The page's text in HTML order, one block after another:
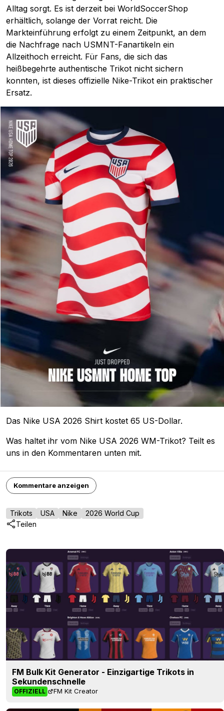
Alltag sorgt. Es ist derzeit bei WorldSoccerShop
erhältlich, solange der Vorrat reicht. Die
Markteinführung erfolgt zu einem Zeitpunkt, an dem
die Nachfrage nach USMNT-Fanartikeln ein
Allzeithoch erreicht. Für Fans, die sich das
heißbegehrte authentische Trikot nicht sichern
konnten, ist dieses offizielle Nike-Trikot ein praktischer
Ersatz.
Das Nike USA 2026 Shirt kostet 65 US-Dollar.
Was haltet ihr vom Nike USA 2026 WM-Trikot? Teilt es
uns in den Kommentaren unten mit.
Kommentare anzeigen
Trikots USA Nike
2026 World Cup
Teilen
FM Bulk Kit Generator - Einzigartige Trikots in
Sekundenschnelle
OFFIZIELL FM Kit Creator